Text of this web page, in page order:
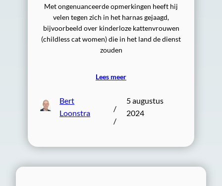
Met ongenuanceerde opmerkingen heeft hij
velen tegen zich in het harnas gejaagd,
bijvoorbeeld over kinderloze kattenvrouwen
(childless cat women) die in het land de dienst
zouden
Lees meer
Bert
Loonstra
/
/
5 augustus
2024